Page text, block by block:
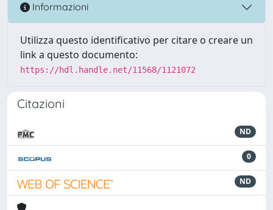
Informazioni
Utilizza questo identificativo per citare o creare un
link a questo documento:
https://hdl.handle.net/11568/1121072
Citazioni
ND
0
ND